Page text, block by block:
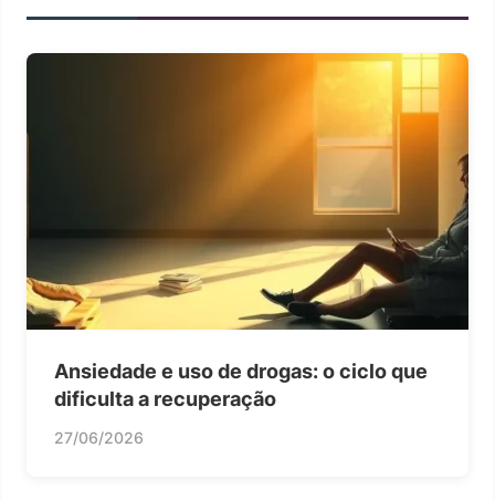
Ansiedade e uso de drogas: o ciclo que
dificulta a recuperação
27/06/2026